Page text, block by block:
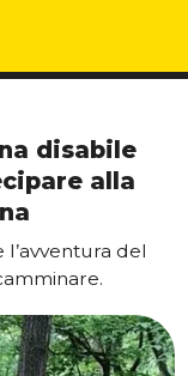
disabile
alla
l’avventura del